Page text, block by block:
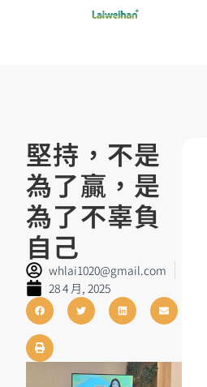
堅持，不是
為了贏，是
為了不辜負
自己
whlai1020@gmail.com
28 4 月, 2025